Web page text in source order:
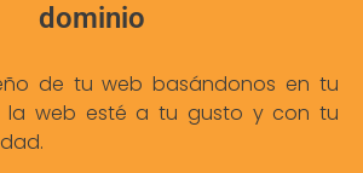
dominio
de tu web basándonos en tu
web esté a tu gusto y con tu